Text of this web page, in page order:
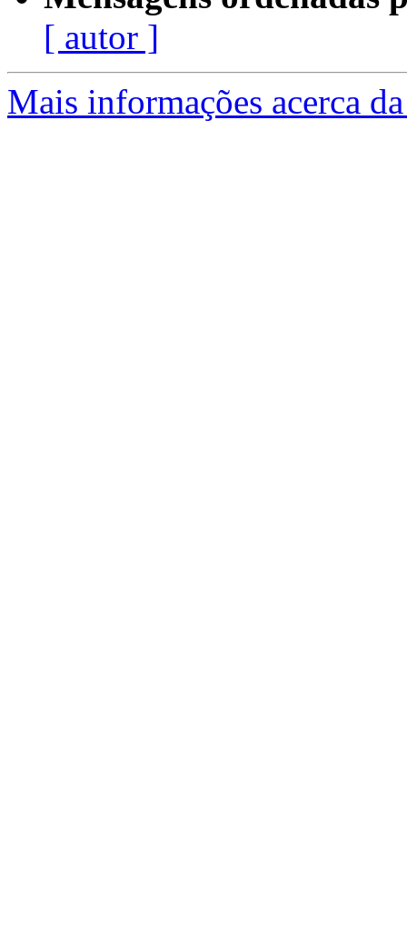
[ autor ]
Mais informações acerca